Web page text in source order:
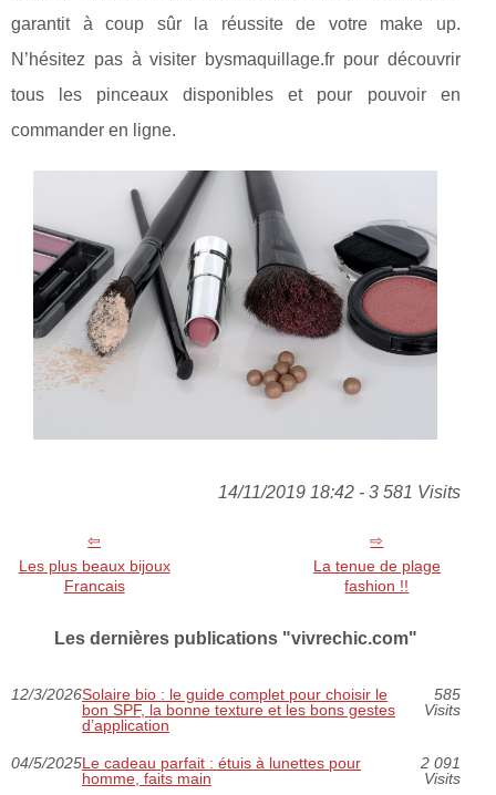
garantit à coup sûr la réussite de votre make up.
N’hésitez pas à visiter bysmaquillage.fr pour découvrir
tous les pinceaux disponibles et pour pouvoir en
commander en ligne.
14/11/2019 18:42 - 3 581 Visits
Les plus beaux bijoux
Francais
La tenue de plage
fashion !!
Les dernières publications "vivrechic.com"
12/3/2026Solaire bio : le guide complet pour choisir le
bon SPF, la bonne texture et les bons gestes
d’application
585
Visits
04/5/2025Le cadeau parfait : étuis à lunettes pour
homme, faits main
2 091
Visits